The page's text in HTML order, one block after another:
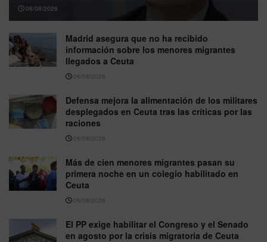
06/08/2026
Madrid asegura que no ha recibido
información sobre los menores migrantes
llegados a Ceuta
06/08/2026
Defensa mejora la alimentación de los militares
desplegados en Ceuta tras las críticas por las
raciones
06/08/2026
Más de cien menores migrantes pasan su
primera noche en un colegio habilitado en
Ceuta
06/08/2026
El PP exige habilitar el Congreso y el Senado
en agosto por la crisis migratoria de Ceuta